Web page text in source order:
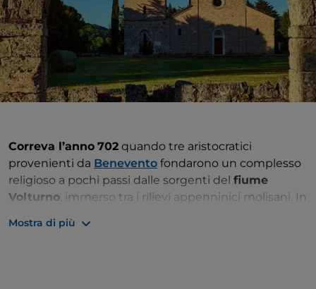
Correva l’anno 702 quando tre aristocratici
provenienti da Benevento fondarono un complesso
religioso a pochi passi dalle sorgenti del fiume
Volturno, immerso tra i rilievi appenninici molisani. In
San Vincenzo, diventò un luogo di lavoro e preghiera
Mostra di più